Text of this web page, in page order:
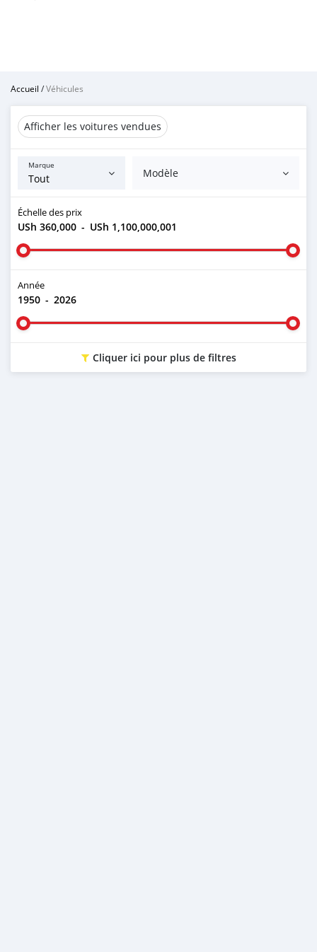
Accueil /Véhicules
Afficher les voitures vendues
Marque
Modèle
Échelle des prix
USh 360,000 - USh 1,100,000,001
Année
1950 - 2026
Cliquer ici pour plus de filtres